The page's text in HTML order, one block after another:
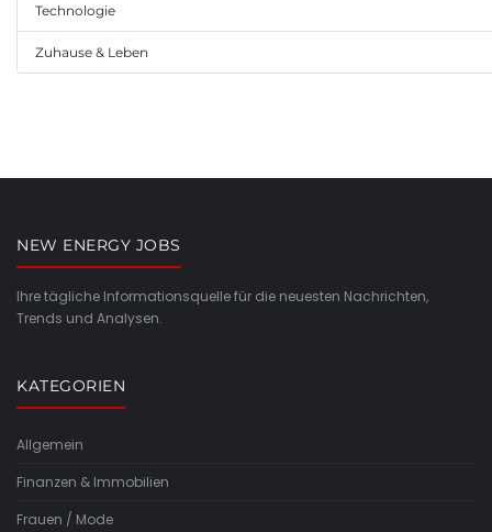
Technologie
Zuhause & Leben
NEW ENERGY JOBS
Ihre tägliche Informationsquelle für die neuesten Nachrichten,
Trends und Analysen.
KATEGORIEN
Allgemein
Finanzen & Immobilien
Frauen / Mode